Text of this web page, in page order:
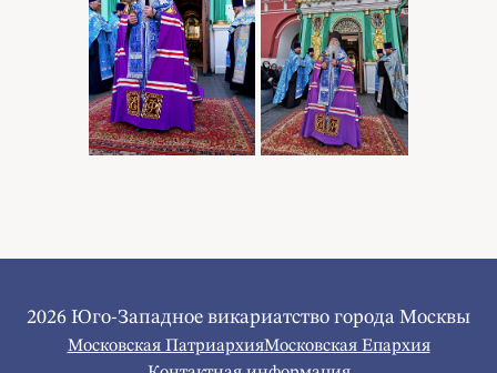
2026 Юго-Западное викариатство города Москвы
Московская ПатриархияМосковская Епархия